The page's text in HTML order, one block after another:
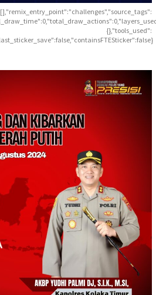
{},"tools_used":